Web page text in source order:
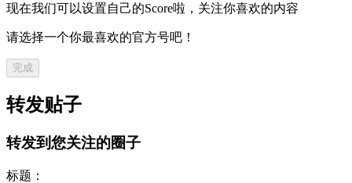
现在我们可以设置自己的Score啦，关注你喜欢的内容
请选择一个你最喜欢的官方号吧！
完成
转发贴子
转发到您关注的圈子
标题：